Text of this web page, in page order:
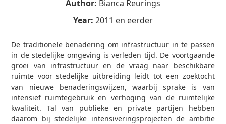
Author: Bianca Reurings
Year: 2011 en eerder
De traditionele benadering om infrastructuur in te passen
in de stedelijke omgeving is verleden tijd. De voortgaande
groei van infrastructuur en de vraag naar beschikbare
ruimte voor stedelijke uitbreiding leidt tot een zoektocht
van nieuwe benaderingswijzen, waarbij sprake is van
intensief ruimtegebruik en verhoging van de ruimtelijke
kwaliteit. Tal van publieke en private partijen hebben
daarom bij stedelijke intensiveringsprojecten de ambitie